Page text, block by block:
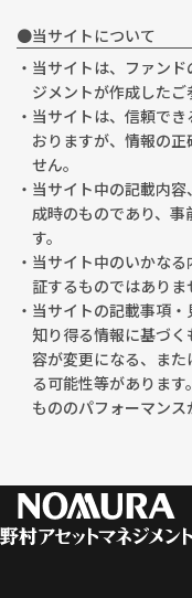
●当サイトについて
・当サイトは、ファン
ジメントが作成したご
・当サイトは、信頼で
おりますが、情報の
せん。
・当サイト中の記載内
成時のものであり、
す。
・当サイト中のいかな
証するものではありま
・当サイトの記載事項
知り得る情報に基づ
容が変更になる、ま
る可能性等がありま
もののパフォーマンス